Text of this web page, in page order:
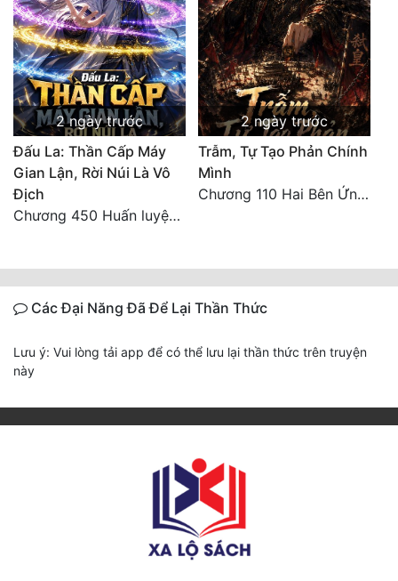
2 ngày trước
Đấu La: Thần Cấp Máy
Gian Lận, Rời Núi Là Vô
Địch
Chương 450 Huấn luyện thực chiến, Long Linh Cơ đối chiến bốn người Cổ Nguyệt và Vũ Lân!
2 ngày trước
Trẫm, Tự Tạo Phản Chính
Mình
Chương 110 Hai Bên Ứng Phó
Các Đại Năng Đã Để Lại Thần Thức
Lưu ý: Vui lòng tải app để có thể lưu lại thần thức trên truyện
này